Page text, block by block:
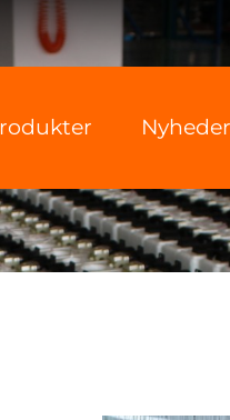
Nyheder